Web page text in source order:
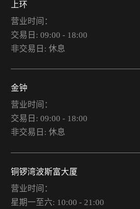
上环
营业时间：
交易日: 09:00 - 18:00
非交易日: 休息
金钟
营业时间：
交易日: 09:00 - 18:00
非交易日: 休息
铜锣湾波斯富大厦
营业时间：
星期一至六: 10:00 - 21:00